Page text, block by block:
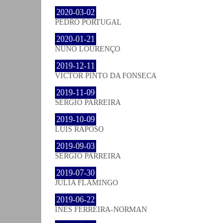
2020-03-02
PEDRO PORTUGAL
2020-01-21
NUNO LOURENÇO
2019-12-11
VICTOR PINTO DA FONSECA
2019-11-09
SÉRGIO PARREIRA
2019-10-09
LUÍS RAPOSO
2019-09-03
SÉRGIO PARREIRA
2019-07-30
JULIA FLAMINGO
2019-06-22
INÊS FERREIRA-NORMAN